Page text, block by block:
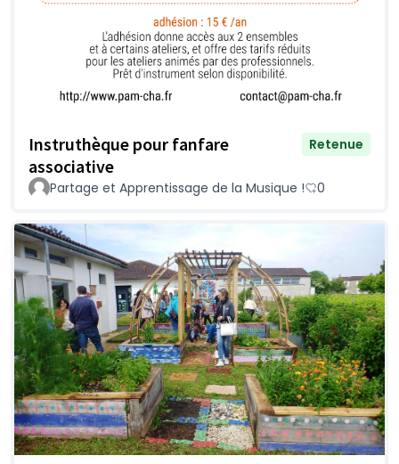
Instruthèque pour fanfare
associative
Retenue
Partage et Apprentissage de la Musique ! 0